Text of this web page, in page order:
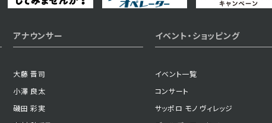
2024年12月26日 放送
アナウンサー
大藤 晋司
小澤 良太
磯田 彩実
イベント・ショッピング
イベント一覧
コンサート
サッポロ モノ ヴィレッジ